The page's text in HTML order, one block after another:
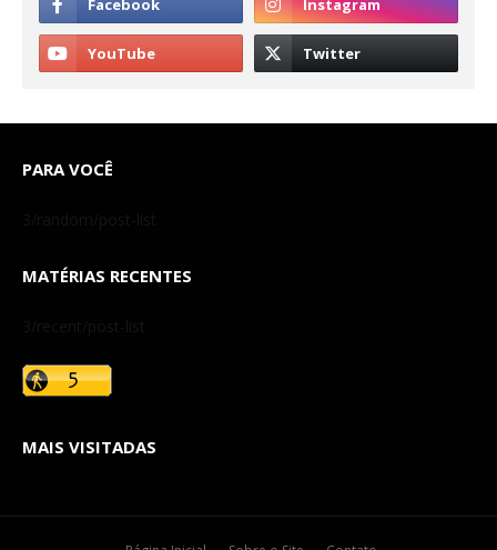
PARA VOCÊ
3/random/post-list
MATÉRIAS RECENTES
3/recent/post-list
MAIS VISITADAS